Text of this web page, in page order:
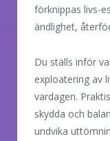
förknippas livs-
ändlighet,
Du ställs inför
exploatering av
vardagen.
skydda och
undvika